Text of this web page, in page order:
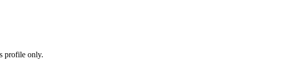
profile only.